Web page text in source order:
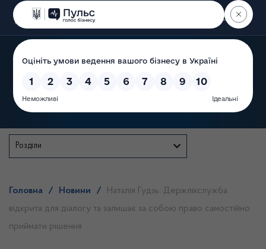
Пошук
Розділи
Головна / Новини /
Наталія Гудзь: Держлікслужба
відкрита для діалогу та залишає за собою право самостійно
приймати рішення